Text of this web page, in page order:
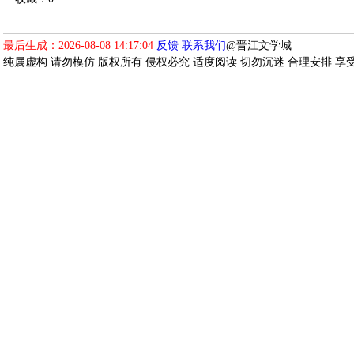
最后生成：2026-08-08 14:17:04 反馈 联系我们@晋江文学城
纯属虚构 请勿模仿 版权所有 侵权必究 适度阅读 切勿沉迷 合理安排 享